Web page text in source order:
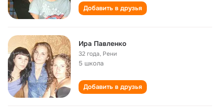
Добавить в друзья
Ира Павленко
32 года, Рени
5 школа
Добавить в друзья